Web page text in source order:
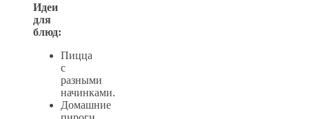
Идеи
для
блюд:
Пицца
с
разными
начинками.
Домашние